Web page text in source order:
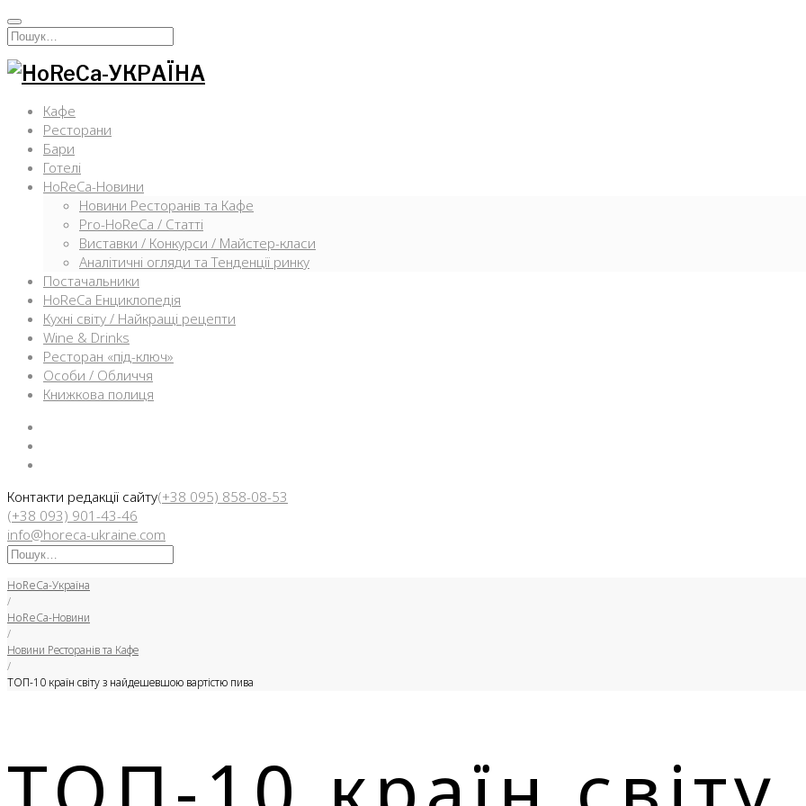
Перейти
кИскать:
Кафе
Ресторани
Бари
Готелі
HoReCa-Новини
Новини Ресторанів та Кафе
Pro-HoReCa / Статті
Виставки / Конкурси / Майстер-класи
Аналітичні огляди та Тенденції ринку
Постачальники
HoReCa Енциклопедія
Кухні світу / Найкращі рецепти
Wine & Drinks
Ресторан «під-ключ»
Особи / Обличчя
Книжкова полиця
Контакти редакції сайту(+38 095) 858-08-53
(+38 093) 901-43-46
info@horeca-ukraine.com
Искать:
HoReCa-Україна
/
HoReCa-Новини
/
Новини Ресторанів та Кафе
/
ТОП-10 країн світу з найдешевшою вартістю пива